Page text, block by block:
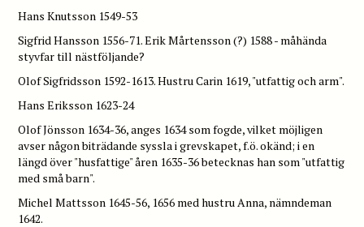
Hans Knutsson 1549-53
Sigfrid Hansson 1556-71. Erik Mårtensson (?) 1588 - måhända
styvfar till nästföljande?
Olof Sigfridsson 1592-1613. Hustru Carin 1619, "utfattig och arm".
Hans Eriksson 1623-24
Olof Jönsson 1634-36, anges 1634 som fogde, vilket möjligen
avser någon biträdande syssla i grevskapet, f.ö. okänd; i en
längd över "husfattige" åren 1635-36 betecknas han som "utfattig
med små barn".
Michel Mattsson 1645-56, 1656 med hustru Anna, nämndeman
1642.